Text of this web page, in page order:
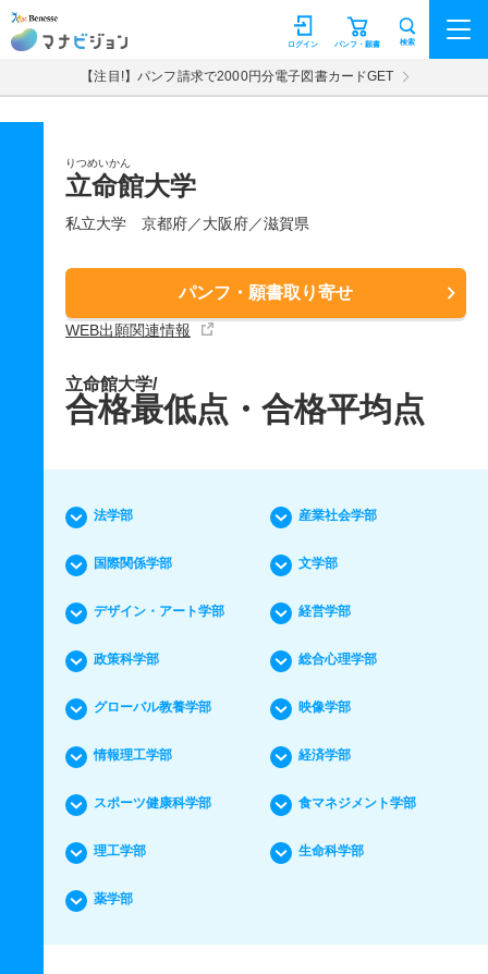
マナビジョン パンフ・願書
ログイン 検索
【注目!】パンフ請求で2000円分電子図書カードGET
りつめいかん
立命館大学
私立大学 京都府／大阪府／滋賀県
パンフ・願書取り寄せ
WEB出願関連情報
立命館大学/
合格最低点・合格平均点
法学部 産業社会学部
国際関係学部 文学部
デザイン・アート学部 経営学部
政策科学部 総合心理学部
グローバル教養学部 映像学部
情報理工学部 経済学部
スポーツ健康科学部 食マネジメント学部
理工学部 生命科学部
薬学部